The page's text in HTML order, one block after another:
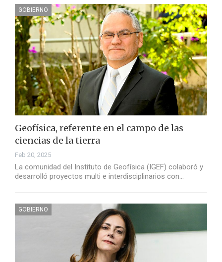
GOBIERNO
Geofísica, referente en el campo de las
ciencias de la tierra
Feb 20, 2025
La comunidad del Instituto de Geofísica (IGEF) colaboró y
desarrolló proyectos multi e interdisciplinarios con…
GOBIERNO